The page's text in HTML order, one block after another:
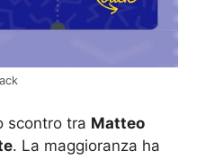
. La maggioranza ha
con una maggioranza